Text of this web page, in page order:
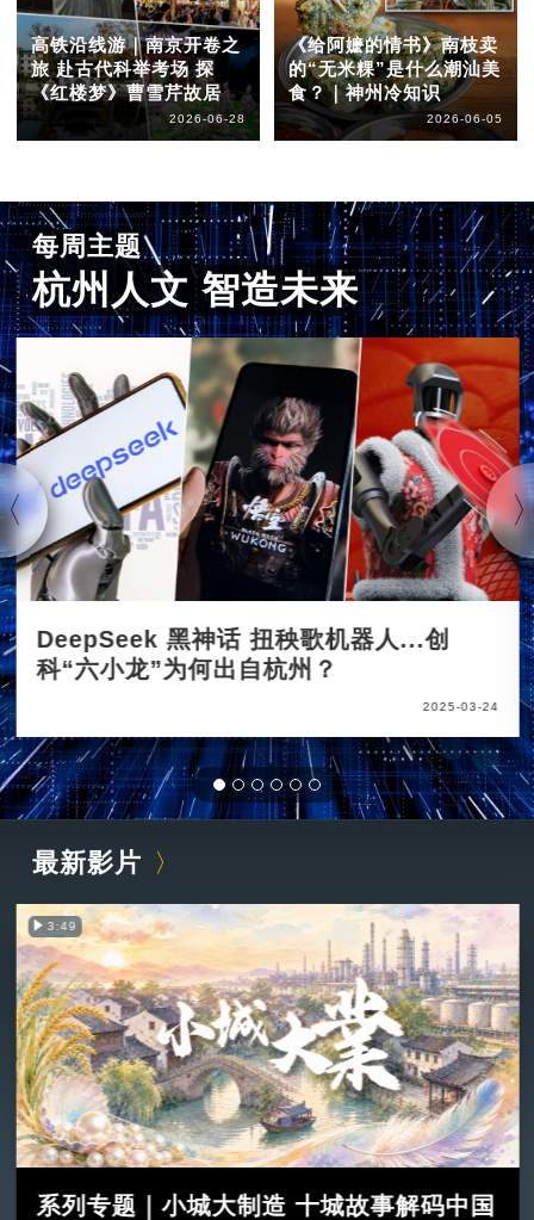
高铁沿线游｜南京开卷之
旅 赴古代科举考场 探
《红楼梦》曹雪芹故居
2026-06-28
《给阿嬷的情书》南枝卖
的“无米粿”是什么潮汕美
食？｜神州冷知识
2026-06-05
每周主题
杭州人文 智造未来
DeepSeek 黑神话 扭秧歌机器人...创
科“六小龙”为何出自杭州？
2025-03-24
最新影片
3:49
系列专题｜小城大制造 十城故事解码中国